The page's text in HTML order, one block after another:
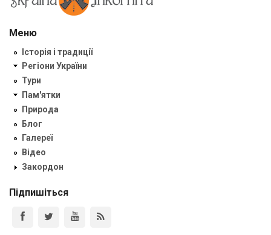
Меню
Історія і традиції
Регіони України
Тури
Пам'ятки
Природа
Блог
Галереї
Відео
Закордон
Підпишіться